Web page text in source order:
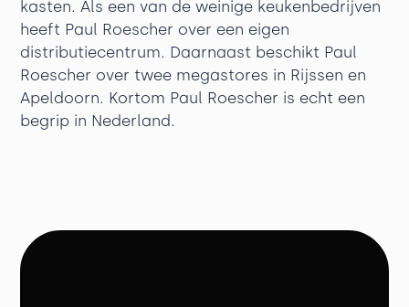
kasten. Als een van de weinige keukenbedrijven
heeft Paul Roescher over een eigen
distributiecentrum. Daarnaast beschikt Paul
Roescher over twee megastores in Rijssen en
Apeldoorn. Kortom Paul Roescher is echt een
begrip in Nederland.